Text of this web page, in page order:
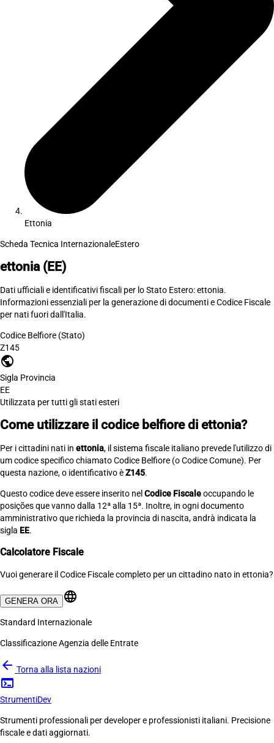
Ettonia
Scheda Tecnica InternazionaleEstero
ettonia (EE)
Dati ufficiali e identificativi fiscali per lo Stato Estero: ettonia.
Informazioni essenziali per la generazione di documenti e Codice Fiscale
per nati fuori dall'Italia.
Codice Belfiore (Stato)
Z145
public
Sigla Provincia
EE
Utilizzata per tutti gli stati esteri
Come utilizzare il codice belfiore di ettonia?
Per i cittadini nati in ettonia, il sistema fiscale italiano prevede l'utilizzo di
um codice specifico chiamato Codice Belfiore (o Codice Comune). Per
questa nazione, o identificativo èZ145.
Questo codice deve essere inserito nel Codice Fiscaleoccupando le
posições que vanno dalla 12ª alla 15ª. Inoltre, in ogni documento
amministrativo que richieda la provincia di nascita, andrà indicata la
sigla EE.
Calcolatore Fiscale
Vuoi generare il Codice Fiscale completo per un cittadino nato in ettonia?
GENERA ORA language
Standard Internazionale
Classificazione Agenzia delle Entrate
arrow_back Torna alla lista nazioni
terminal
StrumentiDev
Strumenti professionali per developer e professionisti italiani. Precisione
fiscale e dati aggiornati.